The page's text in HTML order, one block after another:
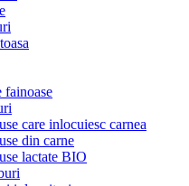
fainoase
care inlocuiesc carnea
din carne
lactate BIO